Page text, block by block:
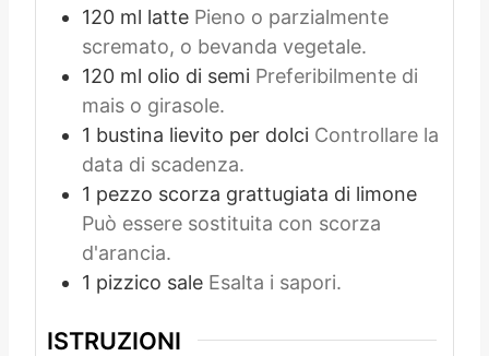
120 ml latte Pieno o parzialmente
scremato, o bevanda vegetale.
120 ml olio di semi Preferibilmente di
mais o girasole.
1 bustina lievito per dolci Controllare la
data di scadenza.
1 pezzo scorza grattugiata di limone
Può essere sostituita con scorza
d'arancia.
1 pizzico sale Esalta i sapori.
ISTRUZIONI